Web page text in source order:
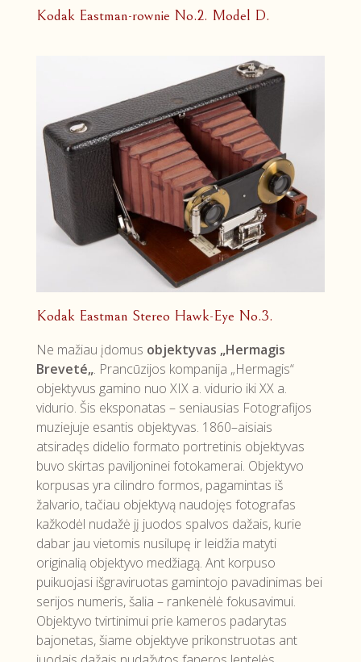
Kodak Eastman-rownie No.2. Model D.
Kodak Eastman Stereo Hawk-Eye No.3.
Ne mažiau įdomus objektyvas „Hermagis
Breveté„. Prancūzijos kompanija „Hermagis“
objektyvus gamino nuo XIX a. vidurio iki XX a.
vidurio. Šis eksponatas – seniausias Fotografijos
muziejuje esantis objektyvas. 1860–aisiais
atsiradęs didelio formato portretinis objektyvas
buvo skirtas paviljoninei fotokamerai. Objektyvo
korpusas yra cilindro formos, pagamintas iš
žalvario, tačiau objektyvą naudojęs fotografas
kažkodėl nudažė jį juodos spalvos dažais, kurie
dabar jau vietomis nusilupę ir leidžia matyti
originalią objektyvo medžiagą. Ant korpuso
puikuojasi išgraviruotas gamintojo pavadinimas bei
serijos numeris, šalia – rankenėlė fokusavimui.
Objektyvo tvirtinimui prie kameros padarytas
bajonetas, šiame objektyve prikonstruotas ant